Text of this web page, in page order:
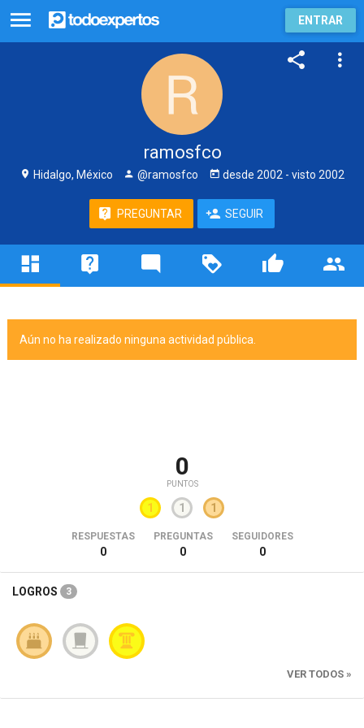
ENTRAR
ramosfco
Hidalgo, México @ramosfco desde 2002 - visto 2002
PREGUNTAR SEGUIR
Aún no ha realizado ninguna actividad pública.
0
PUNTOS
1 1 1
RESPUESTAS
0
PREGUNTAS
0
SEGUIDORES
0
LOGROS 3
VER TODOS »